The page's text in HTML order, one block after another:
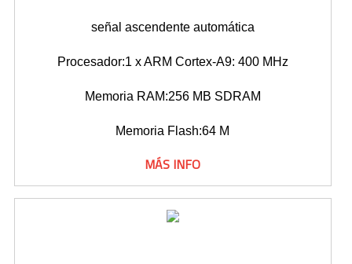
señal ascendente automática
Procesador:1 x ARM Cortex-A9: 400 MHz
Memoria RAM:256 MB SDRAM
Memoria Flash:64 M
MÁS INFO